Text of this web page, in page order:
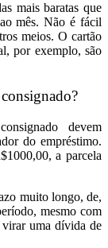
mais baratas que
mês. Não é fácil
meios. O cartão
por exemplo, são
devem
do empréstimo.
a parcela
muito longo, de,
mesmo com
virar uma dívida de